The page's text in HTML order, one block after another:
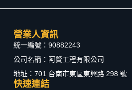
營業人資訊
統一編號：90882243
公司名稱：阿賢工程有限公司
地址：701 台南市東區東興路 298 號
快速連結